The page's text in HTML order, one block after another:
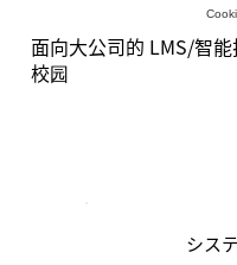
面向大公司的 LMS/智
校园
シス